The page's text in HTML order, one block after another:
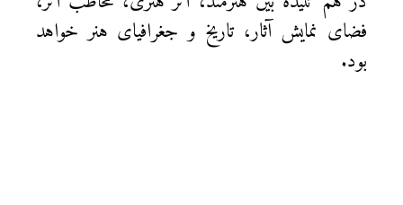
فضای نمایش آثار، تاریخ و جغرافیای هنر خواهد
بود.